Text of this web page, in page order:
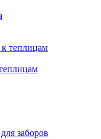
теплицам
заборов